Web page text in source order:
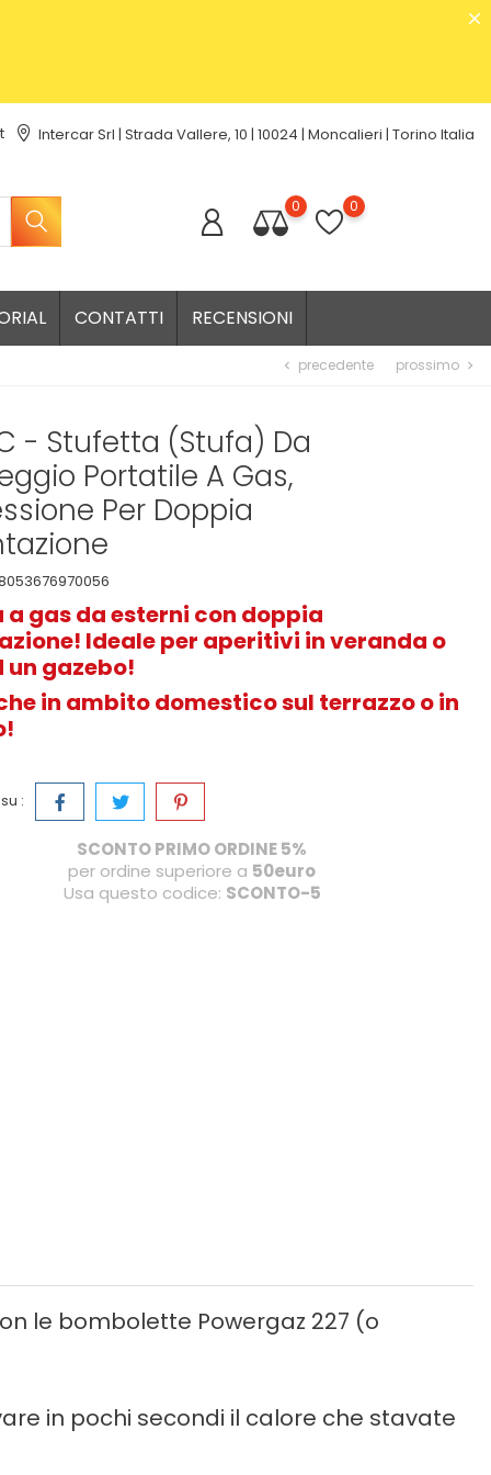
Intercar Srl | Strada Vallere, 10 | 10024 | Moncalieri | Torino Italia
0 0
CONTATTI RECENSIONI
chevron_left precedente prossimo chevron_right
- Stufetta (stufa) Da
Portatile A Gas,
Per Doppia
gas da esterni con doppia
Ideale per aperitivi in veranda o
gazebo!
in ambito domestico sul terrazzo o in
:
SCONTO PRIMO ORDINE 5%
per ordine superiore a 50euro
Usa questo codice: SCONTO-5
le bombolette Powergaz 227 (o
in pochi secondi il calore che stavate